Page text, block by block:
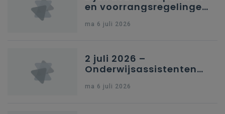
en voorrangsregelingen
secundair onderwijs in
ma 6 juli 2026
2 juli 2026 –
Onderwijsassistenten
kleuteronderwijs
ma 6 juli 2026